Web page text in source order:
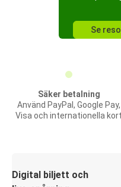
Se
Säker betalning
Använd PayPal, Google Pay,
Visa och internationella kort
Digital biljett och